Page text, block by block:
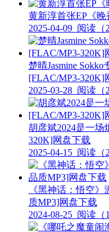
黄新淳首张EP《
2025-04-09 阅读（
楚晴Jasmine
[FLAC/MP3-320K]
2025-03-28 阅读（
胡彦斌2024是一场
320K]网盘下载
2025-04-15 阅读（
《黑神话：悟空
质MP3]网盘下载
2024-08-25 阅读（